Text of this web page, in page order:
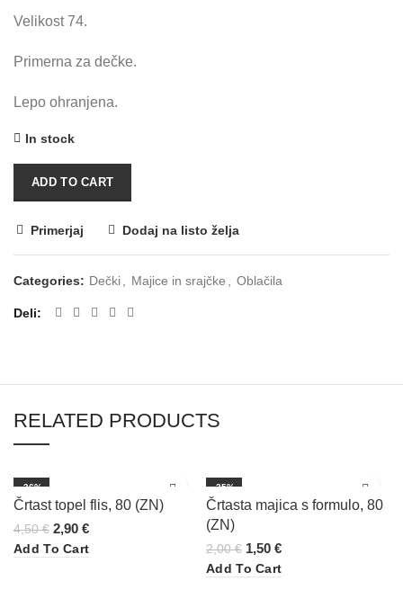
Velikost 74.
Primerna za dečke.
Lepo ohranjena.
In stock
ADD TO CART
Primerjaj Dodaj na listo želja
Categories: Dečki Majice in srajčke Oblačila
Deli
RELATED PRODUCTS
-36%
Črtast topel flis, 80 (ZN)
4,50€ 2,90 €
Add To Cart
-25%
Črtasta majica s formulo, 80
(ZN)
2,00€ 1,50 €
Add To Cart